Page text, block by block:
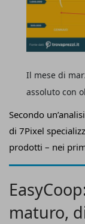
Secondo
di 7Pixel
prodotti – nei
integratori e
Il mese di
assoluto con
maturo,